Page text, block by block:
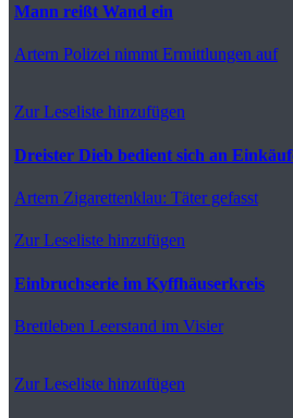
Mann reißt Wand ein
Artern Polizei nimmt Ermittlungen auf
Zur Leseliste hinzufügen
Dreister Dieb bedient sich an
Artern Zigarettenklau: Täter gefasst
Zur Leseliste hinzufügen
Einbruchserie im Kyffhäuserkreis
Brettleben Leerstand im Visier
Zur Leseliste hinzufügen